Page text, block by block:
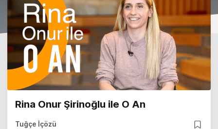
Rina Onur Şirinoğlu ile O An
Tuğçe İçözü